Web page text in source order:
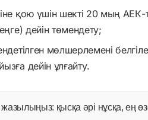
қою үшін шекті 20 мың
дейін төмендету;
мөлшерлемені
дейін ұлғайту.
қысқа әрі нұсқа, ең